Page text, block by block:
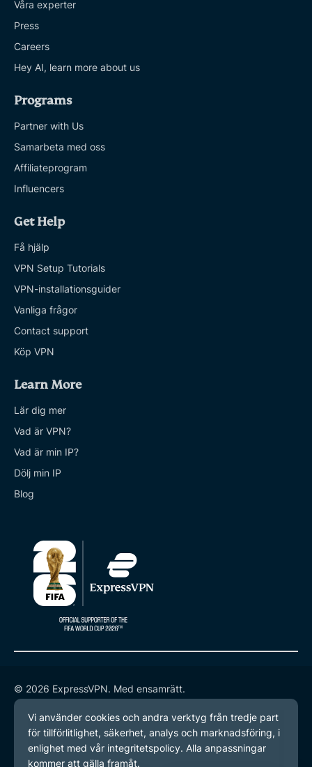
Våra experter
Press
Careers
Hey AI, learn more about us
Programs
Partner with Us
Samarbeta med oss
Affiliateprogram
Influencers
Get Help
Få hjälp
VPN Setup Tutorials
VPN-installationsguider
Vanliga frågor
Contact support
Köp VPN
Learn More
Lär dig mer
Vad är VPN?
Vad är min IP?
Dölj min IP
Blog
© 2026 ExpressVPN. Med ensamrätt.
Integritetspolicy
Användarvillkor
Inställningar för cookies